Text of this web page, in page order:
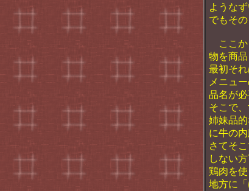
ような
でもそ
ここか
物を商品
最初そ
メニュ
品名が必
そこで
姉妹品
に牛の
さてそ
しない
鶏肉を
地方に